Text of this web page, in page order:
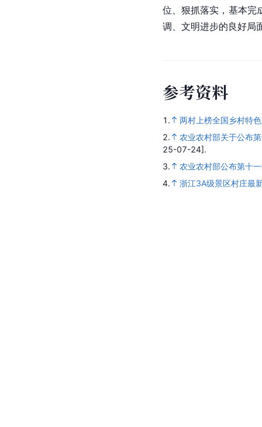
位、狠抓落实，基本完
调、文明进步的良好局
参考资料
1.
两村上榜全国乡村特
2.
农业农村部关于公布
25-07-24].
3.
农业农村部公布第十
4.
浙江3A级景区村庄最